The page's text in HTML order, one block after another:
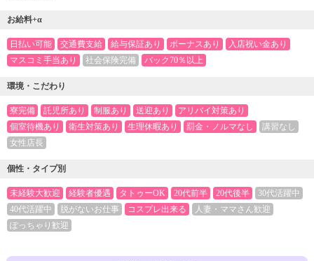
お給料+α
日払い可能 交通費支給 給与保証あり ボーナスあり
入店祝い金あり
マスコミ手当あり
社会保険完備 バック70％以上
環境・こだわり
寮完備 託児所あり 制服あり 送迎あり
アリバイ対策あり
個室待機あり
衛生対策あり 生理休暇あり 罰金・ノルマなし
講習なし
女性店長
個性・タイプ別
未経験大歓迎 経験者優遇 タトゥーOK 20代前半 20代後半
30代活躍中
40代活躍中
脱がないお仕事 コスプレ出来る
人妻・ママさん歓迎
ぽっちゃり歓迎